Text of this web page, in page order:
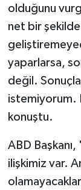
olduğunu
net bir
yaparlarsa,
değil.
istemiyorum.
konuştu.
ABD
ilişkimiz var.